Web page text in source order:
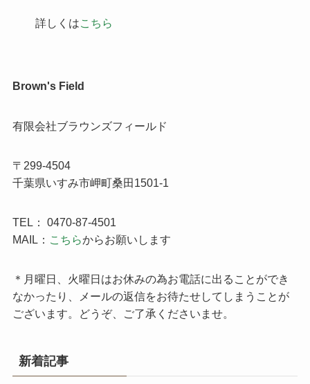
詳しくはこちら
Brown's Field
有限会社ブラウンズフィールド
〒299-4504
千葉県いすみ市岬町桑田1501-1
TEL： 0470-87-4501
MAIL： こちらからお願いします
＊月曜日、火曜日はお休みの為お電話に出ることができ
なかったり、メールの返信をお待たせしてしまうことが
ございます。どうぞ、ご了承くださいませ。
新着記事